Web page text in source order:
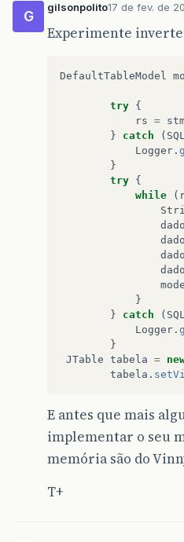
G
gilsonpolito17 de fev. de
Experimente
DefaultTableModel
try {
rs =
}
catch (
Logger .
}
try {
while
(
}
}
catch (
Logger .
}
JTable tabela =
tabela .
E antes que mais
implementar o seu
memória são do
T+